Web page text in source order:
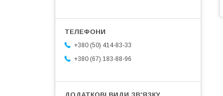
+380 (50) 414-83-33
+380 (67) 183-88-96